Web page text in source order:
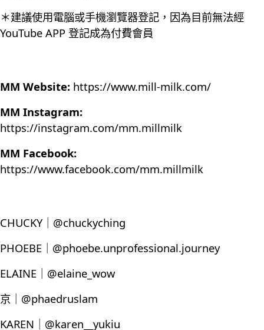
＊建議使用電腦或手機瀏覽器登記，因為目前無法經
YouTube APP 登記成為付費會員
MM Website: https://www.mill-milk.com/
MM Instagram:
https://instagram.com/mm.millmilk
MM Facebook:
https://www.facebook.com/mm.millmilk
CHUCKY｜@chuckyching
PHOEBE｜@phoebe.unprofessional.journey
ELAINE｜@elaine_wow
京｜@phaedruslam
KAREN｜@karen__yukiu